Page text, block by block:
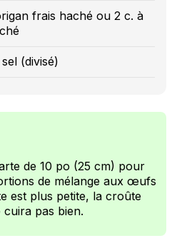
frais haché ou 2 c. à
(divisé)
de 10 po (25 cm) pour
de mélange aux œufs
est plus petite, la croûte
pas bien.